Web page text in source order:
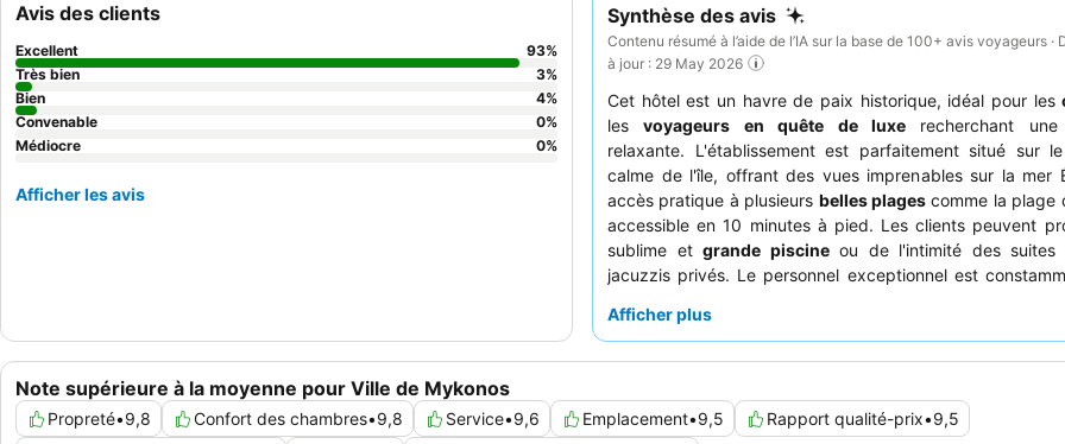
Synthèse des avis
Contenu résumé à l’aide de l’IA sur la base de 100+ avis voyageurs ·
à jour : 29 May 2026
Cet hôtel est un havre de paix historique, idéal pour les
lesvoyageurs en quête de luxerecherchant une
relaxante. L'établissement est parfaitement situé sur
calme de l'île, offrant des vues imprenables sur la mer
accès pratique à plusieurs belles plages comme la plage
accessible en 10 minutes à pied. Les clients peuvent
sublime et grande piscineou de l'intimité des suites
jacuzzis privés. Le personnel exceptionnel est
petit-déjeuner
Afficher plus
Note supérieure à la moyenne pour Ville de Mykonos
Propreté•9,8 Confort des chambres•9,8 Service•9,6 Emplacement•9,5 Rapport qualité-prix•9,5
Avis des clients
Excellent 93%
Très bien
3%
Bien
4%
Convenable
0%
Médiocre
0%
Afficher les avis